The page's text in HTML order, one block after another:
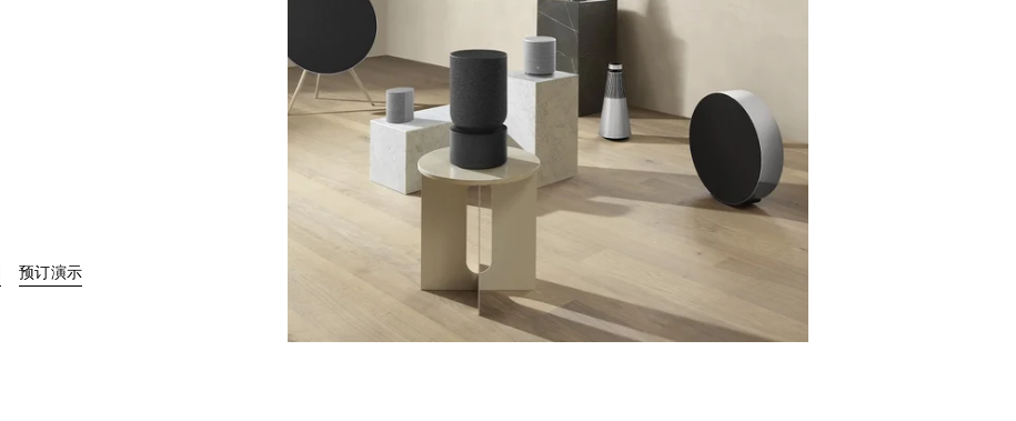
预订演示Link Opens in New Tab